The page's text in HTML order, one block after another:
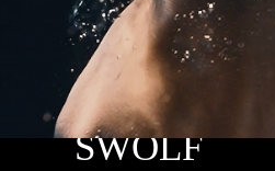
SWOLF